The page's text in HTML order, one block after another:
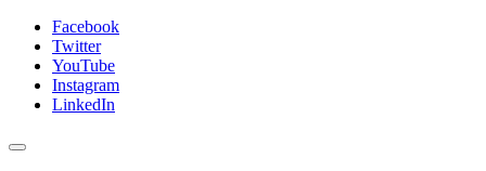
Facebook
Twitter
YouTube
Instagram
LinkedIn